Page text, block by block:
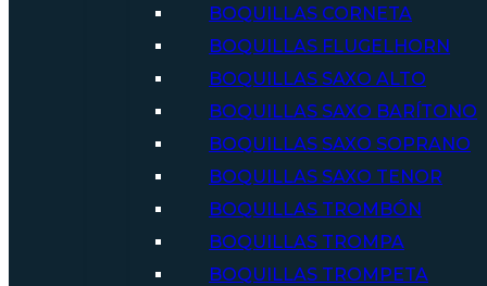
BOQUILLAS CORNETA
BOQUILLAS FLUGELHORN
BOQUILLAS SAXO ALTO
BOQUILLAS SAXO BARÍTONO
BOQUILLAS SAXO SOPRANO
BOQUILLAS SAXO TENOR
BOQUILLAS TROMBÓN
BOQUILLAS TROMPA
BOQUILLAS TROMPETA